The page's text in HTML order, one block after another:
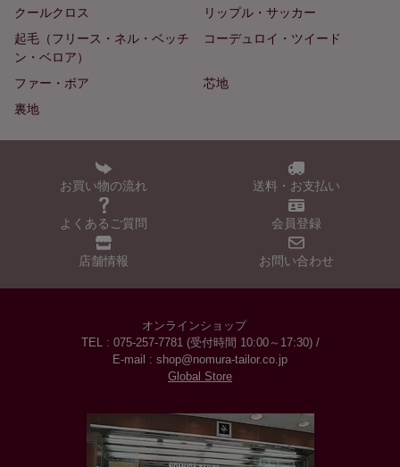
クールクロス
リップル・サッカー
起毛（フリース・ネル・ベッチ
ン・ベロア）
コーデュロイ・ツイード
ファー・ボア
芯地
裏地
お買い物の流れ 送料・お支払い
よくあるご質問 会員登録
店舗情報 お問い合わせ
オンラインショップ
TEL : 075-257-7781 (受付時間 10:00～17:30) /
E-mail : shop@nomura-tailor.co.jp
Global Store